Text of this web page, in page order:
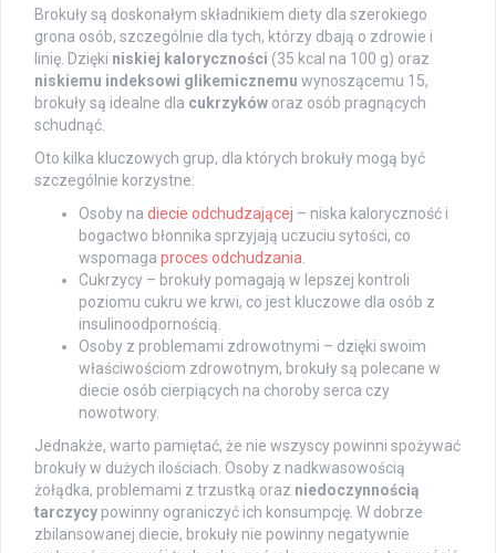
Brokuły są doskonałym składnikiem diety dla szerokiego
grona osób, szczególnie dla tych, którzy dbają o zdrowie i
linię. Dzięki niskiej kaloryczności (35 kcal na 100 g) oraz
niskiemu indeksowi glikemicznemu wynoszącemu 15,
brokuły są idealne dla cukrzyków oraz osób pragnących
schudnąć.
Oto kilka kluczowych grup, dla których brokuły mogą być
szczególnie korzystne:
Osoby na diecie odchudzającej – niska kaloryczność i
bogactwo błonnika sprzyjają uczuciu sytości, co
wspomaga proces odchudzania
Cukrzycy – brokuły pomagają w lepszej kontroli
poziomu cukru we krwi, co jest kluczowe dla osób z
insulinoodpornością.
Osoby z problemami zdrowotnymi – dzięki swoim
właściwościom zdrowotnym, brokuły są polecane w
diecie osób cierpiących na choroby serca czy
nowotwory.
Jednakże, warto pamiętać, że nie wszyscy powinni spożywać
brokuły w dużych ilościach. Osoby z nadkwasowością
żołądka, problemami z trzustką oraz niedoczynnością
tarczycy powinny ograniczyć ich konsumpcję. W dobrze
zbilansowanej diecie, brokuły nie powinny negatywnie